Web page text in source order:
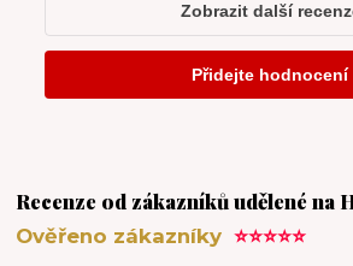
Recenze od zákazníků udělené na
Ověřeno zákazníky⭐⭐⭐⭐⭐